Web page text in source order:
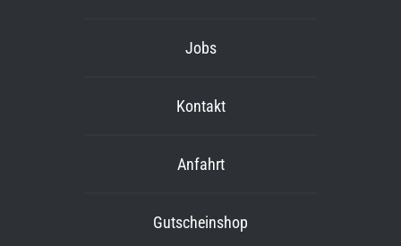
Jobs
Kontakt
Anfahrt
Gutscheinshop